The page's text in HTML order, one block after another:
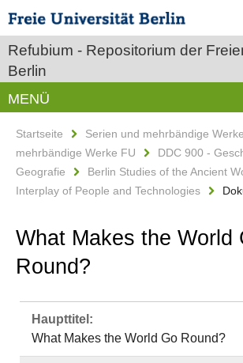
Refubium - Repositorium der
Berlin
MENÜ
Startseite Serien und mehrbändige Werke
mehrbändige Werke FU
DDC 900 -
Geografie
Berlin Studies of the Ancient
Interplay of People and Technologies
What Makes the World
Round?
Haupttitel:
What Makes the World Go Round?